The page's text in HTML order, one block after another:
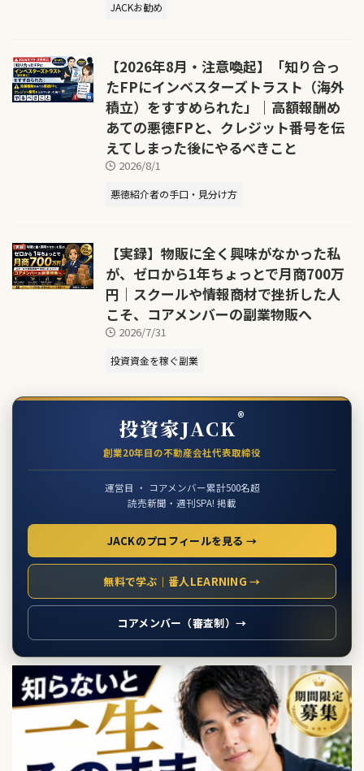
JACKお勧め
【2026年8月・注意喚起】「知り合っ
たFPにインベスターズトラスト（海外
積立）をすすめられた」｜高額報酬め
あての悪徳FPと、クレジット番号を伝
えてしまった後にやるべきこと
2026/8/1
悪徳紹介者の手口・見分け方
【実録】物販に全く興味がなかった私
が、ゼロから1年ちょっとで月商700万
円｜スクールや情報商材で挫折した人
こそ、コアメンバーの副業物販へ
2026/7/31
投資資金を稼ぐ副業
投資家JACK®
創業20年目の不動産会社代表取締役
運営目 ・ コアメンバー累計500名超
読売新聞・週刊SPA! 掲載
JACKのプロフィールを見る →
無料で学ぶ｜番人LEARNING →
コアメンバー（審査制）→